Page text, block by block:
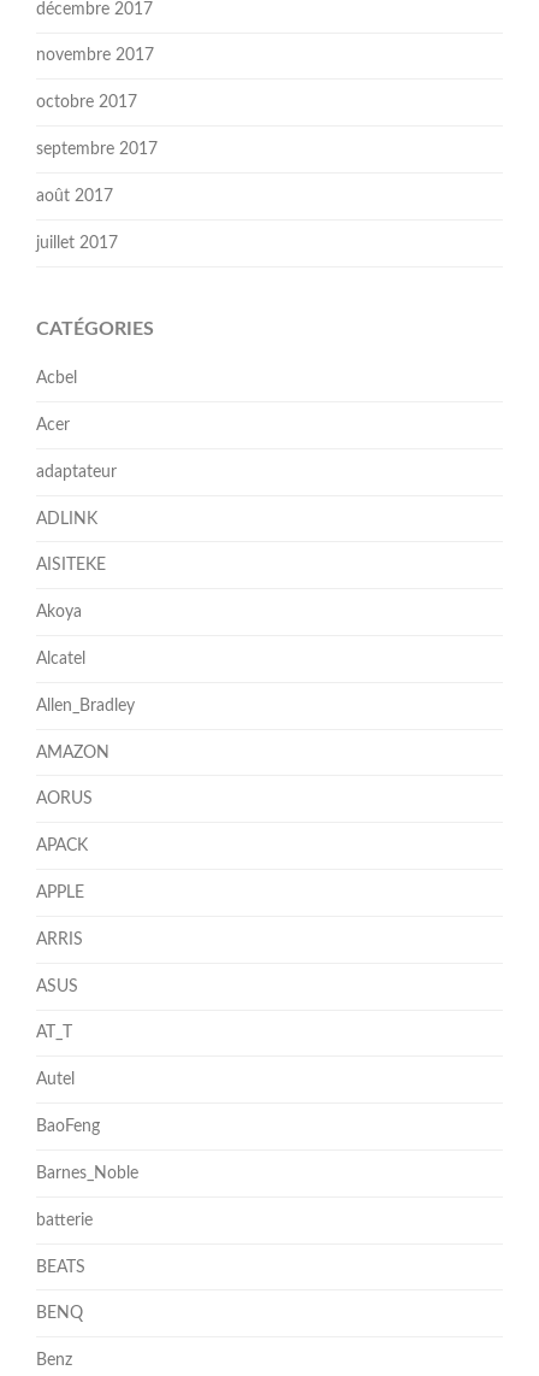
décembre 2017
novembre 2017
octobre 2017
septembre 2017
août 2017
juillet 2017
CATÉGORIES
Acbel
Acer
adaptateur
ADLINK
AISITEKE
Akoya
Alcatel
Allen_Bradley
AMAZON
AORUS
APACK
APPLE
ARRIS
ASUS
AT_T
Autel
BaoFeng
Barnes_Noble
batterie
BEATS
BENQ
Benz